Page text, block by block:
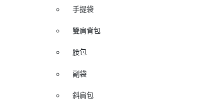
手提袋
雙肩背包
腰包
副袋
斜肩包